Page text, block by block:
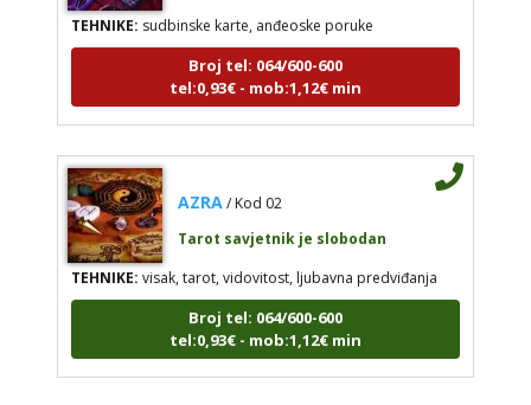
TEHNIKE:sudbinske karte, anđeoske poruke
Broj tel: 064/600-600
tel:0,93€ - mob:1,12€ min
AZRA
/ Kod 02
Tarot savjetnik je slobodan
TEHNIKE:visak, tarot, vidovitost, ljubavna predviđanja
Broj tel: 064/600-600
tel:0,93€ - mob:1,12€ min